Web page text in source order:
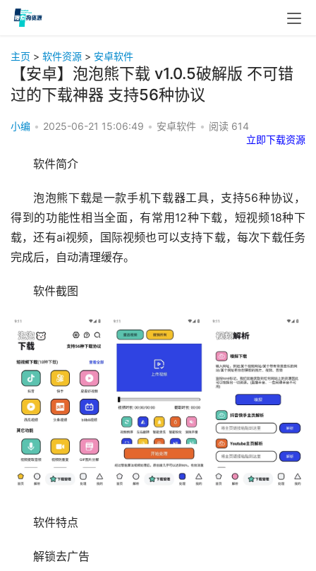
主页 > 软件资源 > 安卓软件
【安卓】泡泡熊下载 v1.0.5破解版 不可错
过的下载神器 支持56种协议
小编 • 2025-06-21 15:06:49 • 安卓软件 • 阅读 614
立即下载资源
软件简介
泡泡熊下载是一款手机下载器工具，支持56种协议，
得到的功能性相当全面，有常用12种下载，短视频18种下
载，还有ai视频，国际视频也可以支持下载，每次下载任务
完成后，自动清理缓存。
软件截图
软件特点
解锁去广告